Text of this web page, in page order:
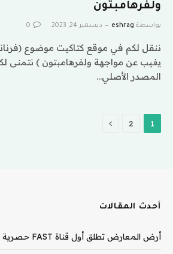
ولفرهامبتون
بواسطة eshrag ديسمبر 24, 2023 0
ننقل لكم في موقع كتاكيت موضوع
يغيب عن مواجهة ولفرهامبتون ) نتمنى
المصدر الأصلي…
1
2 التالي
أحدث المقالات
أرض المعارض تطلق أول قناة FAST حصرية للذكاء الاصطناعي